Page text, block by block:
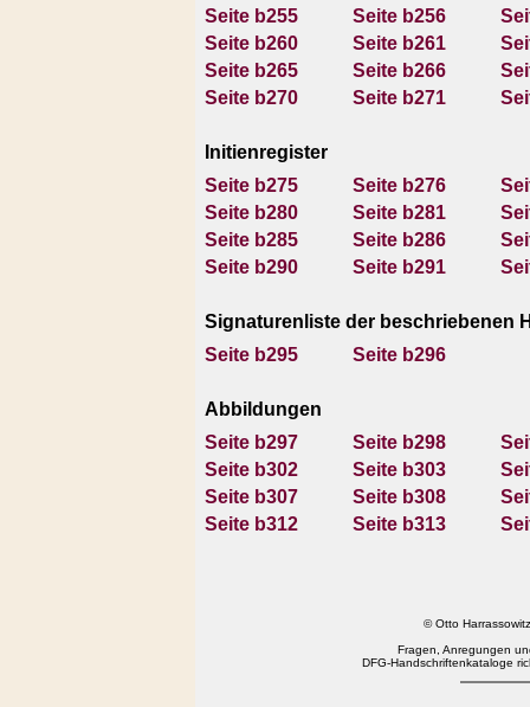
Seite b255
Seite b256
Seite b260
Seite b261
Seite b265
Seite b266
Seite b270
Seite b271
Initienregister
Seite b275
Seite b276
Seite b280
Seite b281
Seite b285
Seite b286
Seite b290
Seite b291
Signaturenliste der beschriebenen
Seite b295
Seite b296
Abbildungen
Seite b297
Seite b298
Seite b302
Seite b303
Seite b307
Seite b308
Seite b312
Seite b313
© Otto
Fragen, Anregungen
DFG-Handschriftenkataloge